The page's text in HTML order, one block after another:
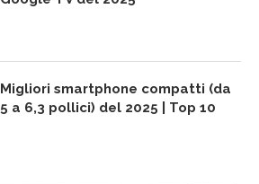
Migliori smartphone compatti (da
5 a 6,3 pollici) del 2025 | Top 10